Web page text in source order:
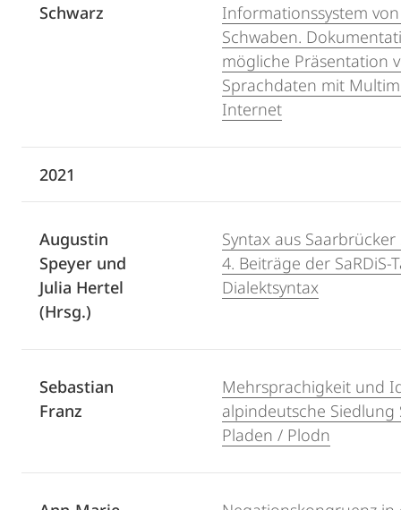
Schwarz
Informationssystem
Schwaben.
mögliche Präsentation
Sprachdaten mit
Internet
2021
Augustin
Speyer und
Julia Hertel
(Hrsg.)
Syntax aus Saarbrücker
4. Beiträge der SaRDiS-
Dialektsyntax
Sebastian
Franz
Mehrsprachigkeit und
alpindeutsche Siedlung
Pladen / Plodn